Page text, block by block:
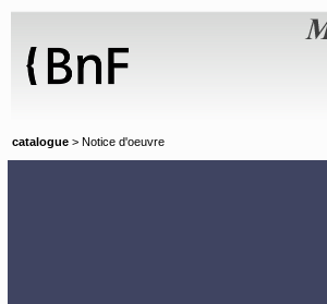
catalogue > Notice d'oeuvre